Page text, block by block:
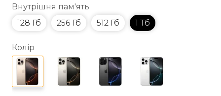
Внутрішня пам'ять
128 Гб
256 Гб 512 Гб 1 Тб
Колір